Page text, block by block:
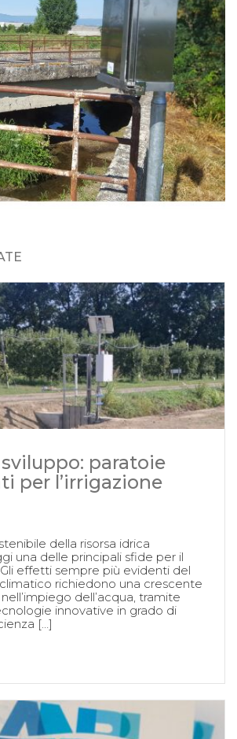
sviluppo: paratoie
per l’irrigazione
della risorsa idrica
una delle principali sfide per il
effetti sempre più evidenti del
richiedono una crescente
dell’acqua, tramite
innovative in grado di
[…]